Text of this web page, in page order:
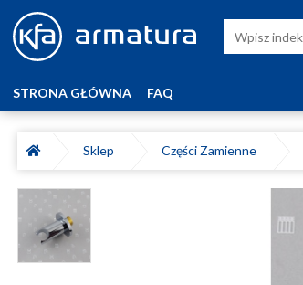
STRONA GŁÓWNA FAQ
Sklep Części Zamienne